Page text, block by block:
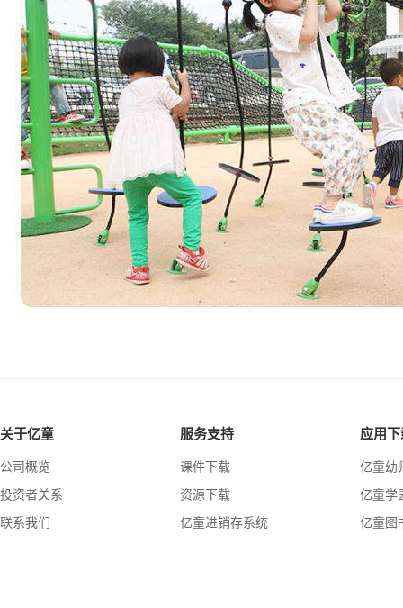
关于亿童
公司概览
投资者关系
联系我们
服务支持
课件下载
资源下载
亿童进销存系统
应用下
亿童幼
亿童学
亿童图